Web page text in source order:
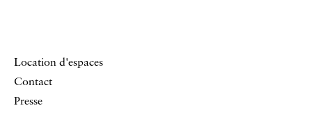
Location d'espaces
Contact
Presse